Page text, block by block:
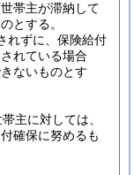
帯主が滞納して
とする。
れずに、保険給付
れている場合
ないものとす
主に対しては、
確保に努めるも